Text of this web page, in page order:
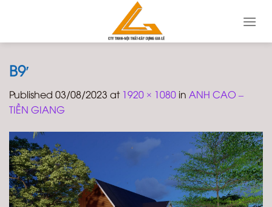
B9′
Published 03/08/2023 at 1920 × 1080 in ANH CAO –
TIỀN GIANG